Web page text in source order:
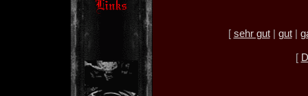
[ sehr gut| gut|
[